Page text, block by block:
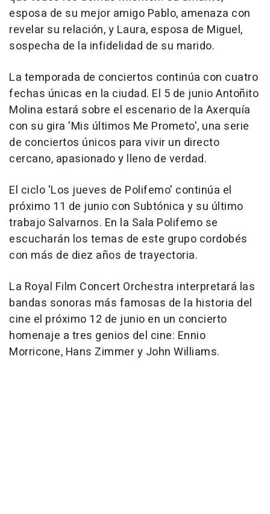
esposa de su mejor amigo Pablo, amenaza con
revelar su relación, y Laura, esposa de Miguel,
sospecha de la infidelidad de su marido.
La temporada de conciertos continúa con cuatro
fechas únicas en la ciudad. El 5 de junio Antoñito
Molina estará sobre el escenario de la Axerquía
con su gira 'Mis últimos Me Prometo', una serie
de conciertos únicos para vivir un directo
cercano, apasionado y lleno de verdad.
El ciclo 'Los jueves de Polifemo' continúa el
próximo 11 de junio con Subtónica y su último
trabajo Salvarnos. En la Sala Polifemo se
escucharán los temas de este grupo cordobés
con más de diez años de trayectoria.
La Royal Film Concert Orchestra interpretará las
bandas sonoras más famosas de la historia del
cine el próximo 12 de junio en un concierto
homenaje a tres genios del cine: Ennio
Morricone, Hans Zimmer y John Williams.